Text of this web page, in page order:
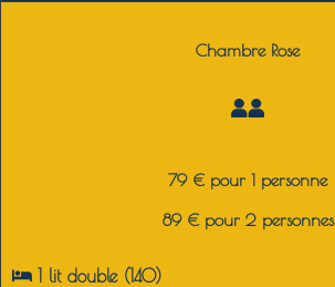
Chambre Rose
79 € pour 1 personne
89 € pour 2 personnes
1 lit double (140)